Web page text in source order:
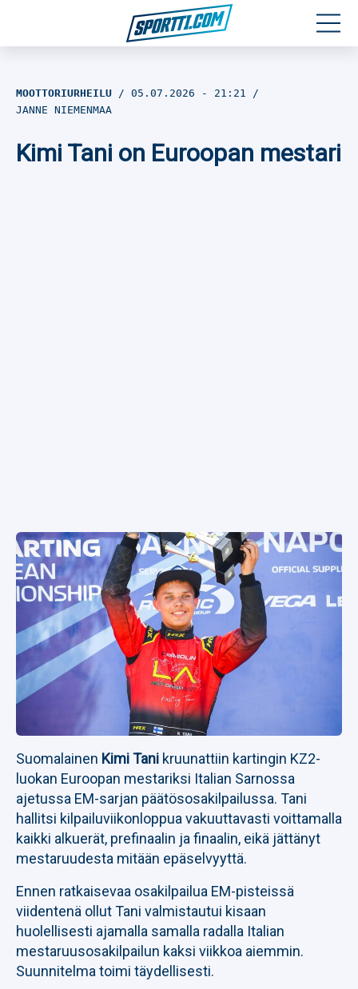
Jalkapallo
MOOTTORIURHEILU 05.07.2026 - 21:21
JANNE NIEMENMAA
Kimi Tani on Euroopan mestari
Suomalainen Kimi Tani kruunattiin kartingin KZ2-
luokan Euroopan mestariksi Italian Sarnossa
ajetussa EM-sarjan päätösosakilpailussa. Tani
hallitsi kilpailuviikonloppua vakuuttavasti voittamalla
kaikki alkuerät, prefinaalin ja finaalin, eikä jättänyt
mestaruudesta mitään epäselvyyttä.
Ennen ratkaisevaa osakilpailua EM-pisteissä
viidentenä ollut Tani valmistautui kisaan
huolellisesti ajamalla samalla radalla Italian
mestaruusosakilpailun kaksi viikkoa aiemmin.
Suunnitelma toimi täydellisesti.